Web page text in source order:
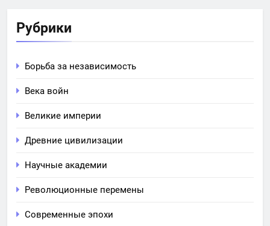
Рубрики
Борьба за независимость
Века войн
Великие империи
Древние цивилизации
Научные академии
Революционные перемены
Современные эпохи